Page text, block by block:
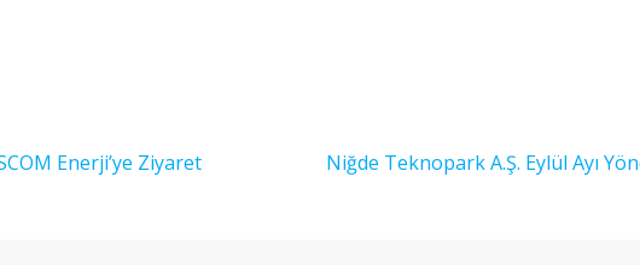
Enerji’ye Ziyaret
Sonraki
Niğde Teknopark A.Ş. Eylül Ayı